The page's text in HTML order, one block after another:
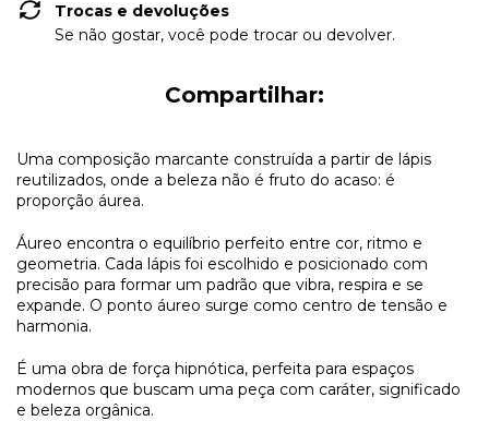
Trocas e devoluções
Se não gostar, você pode trocar ou devolver.
Compartilhar:
Uma composição marcante construída a partir de lápis
reutilizados, onde a beleza não é fruto do acaso: é
proporção áurea.
Áureo encontra o equilíbrio perfeito entre cor, ritmo e
geometria. Cada lápis foi escolhido e posicionado com
precisão para formar um padrão que vibra, respira e se
expande. O ponto áureo surge como centro de tensão e
harmonia.
É uma obra de força hipnótica, perfeita para espaços
modernos que buscam uma peça com caráter, significado
e beleza orgânica.